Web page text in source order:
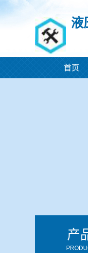
液
首页
产